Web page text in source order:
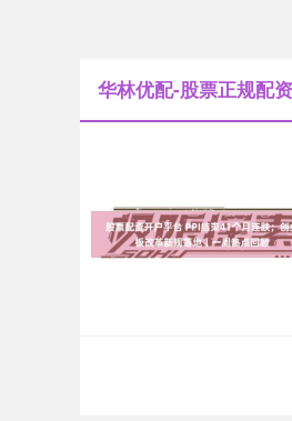
华林优配-股票正规配